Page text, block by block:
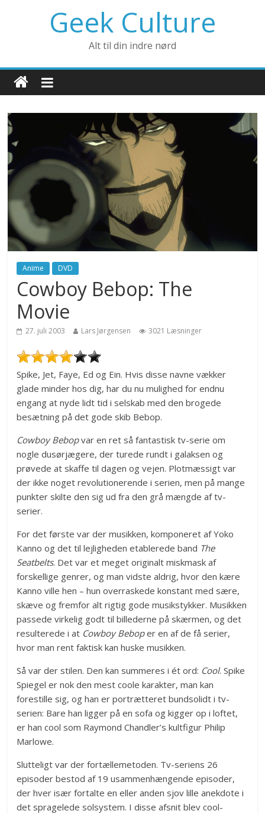
Geek Culture
Alt til din indre nørd
Anime DVD
Cowboy Bebop: The
Movie
27. juli 2003 Lars Jørgensen 3021 Læsninger
Spike, Jet, Faye, Ed og Ein. Hvis disse navne vækker
glade minder hos dig, har du nu mulighed for endnu
engang at nyde lidt tid i selskab med den brogede
besætning på det gode skib Bebop.
Cowboy Bebopvar en ret så fantastisk tv-serie om
nogle dusørjægere, der turede rundt i galaksen og
prøvede at skaffe til dagen og vejen. Plotmæssigt var
der ikke noget revolutionerende i serien, men på mange
punkter skilte den sig ud fra den grå mængde af tv-
serier.
For det første var der musikken, komponeret af Yoko
Kanno og det til lejligheden etablerede band The
Seatbelts. Det var et meget originalt miskmask af
forskellige genrer, og man vidste aldrig, hvor den kære
Kanno ville hen – hun overraskede konstant med sære,
skæve og fremfor alt rigtig gode musikstykker. Musikken
passede virkelig godt til billederne på skærmen, og det
resulterede i at Cowboy Beboper en af de få serier,
hvor man rent faktisk kan huske musikken.
Så var der stilen. Den kan summeres i ét ord: Cool. Spike
Spiegel er nok den mest coole karakter, man kan
forestille sig, og han er portrætteret bundsolidt i tv-
serien: Bare han ligger på en sofa og kigger op i loftet,
er han cool som Raymond Chandler’s kultfigur Philip
Marlowe.
Slutteligt var der fortællemetoden. Tv-seriens 26
episoder bestod af 19 usammenhængende episoder,
der hver især fortalte en eller anden sjov lille anekdote i
det spragelede solsystem. I disse afsnit blev cool-